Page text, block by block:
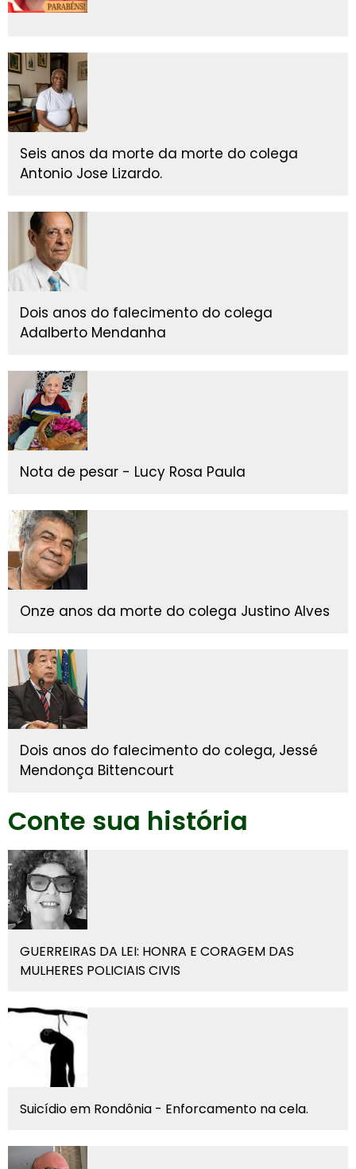
Seis anos da morte da morte do colega
Antonio Jose Lizardo.
Dois anos do falecimento do colega
Adalberto Mendanha
Nota de pesar - Lucy Rosa Paula
Onze anos da morte do colega Justino Alves
Dois anos do falecimento do colega, Jessé
Mendonça Bittencourt
Conte sua história
GUERREIRAS DA LEI: HONRA E CORAGEM DAS
MULHERES POLICIAIS CIVIS
Suicídio em Rondônia - Enforcamento na cela.